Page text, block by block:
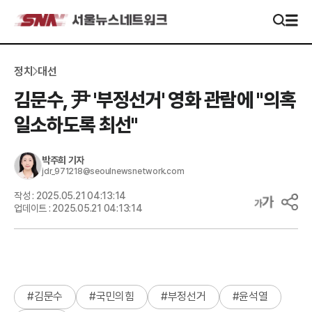
정치 대선
김문수, 尹 '부정선거' 영화 관람에 "의혹
일소하도록 최선"
박주희 기자
jdr_971218@seoulnewsnetwork.com
작성 : 2025.05.21 04:13:14
업데이트 : 2025.05.21 04:13:14
#김문수 #국민의힘 #부정선거 #윤석열